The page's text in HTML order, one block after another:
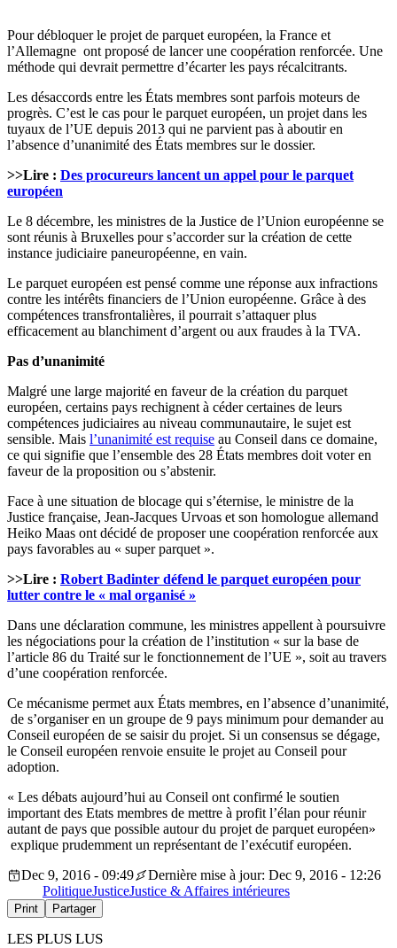
Pour débloquer le projet de parquet européen, la France et
l’Allemagne ont proposé de lancer une coopération renforcée. Une
méthode qui devrait permettre d’écarter les pays récalcitrants.
Les désaccords entre les États membres sont parfois moteurs de
progrès. C’est le cas pour le parquet européen, un projet dans les
tuyaux de l’UE depuis 2013 qui ne parvient pas à aboutir en
l’absence d’unanimité des États membres sur le dossier.
>>Lire : Des procureurs lancent un appel pour le parquet
européen
Le 8 décembre, les ministres de la Justice de l’Union européenne se
sont réunis à Bruxelles pour s’accorder sur la création de cette
instance judiciaire paneuropéenne, en vain.
Le parquet européen est pensé comme une réponse aux infractions
contre les intérêts financiers de l’Union européenne. Grâce à des
compétences transfrontalières, il pourrait s’attaquer plus
efficacement au blanchiment d’argent ou aux fraudes à la TVA.
Pas d’unanimité
Malgré une large majorité en faveur de la création du parquet
européen, certains pays rechignent à céder certaines de leurs
compétences judiciaires au niveau communautaire, le sujet est
sensible. Mais l’unanimité est requise au Conseil dans ce domaine,
ce qui signifie que l’ensemble des 28 États membres doit voter en
faveur de la proposition ou s’abstenir.
Face à une situation de blocage qui s’éternise, le ministre de la
Justice française, Jean-Jacques Urvoas et son homologue allemand
Heiko Maas ont décidé de proposer une coopération renforcée aux
pays favorables au « super parquet ».
>>Lire : Robert Badinter défend le parquet européen pour
lutter contre le « mal organisé »
Dans une déclaration commune, les ministres appellent à poursuivre
les négociations pour la création de l’institution « sur la base de
l’article 86 du Traité sur le fonctionnement de l’UE », soit au travers
d’une coopération renforcée.
Ce mécanisme permet aux États membres, en l’absence d’unanimité,
de s’organiser en un groupe de 9 pays minimum pour demander au
Conseil européen de se saisir du projet. Si un consensus se dégage,
le Conseil européen renvoie ensuite le projet au Conseil pour
adoption.
« Les débats aujourd’hui au Conseil ont confirmé le soutien
important des Etats membres de mettre à profit l’élan pour réunir
autant de pays que possible autour du projet de parquet européen»
explique prudemment un représentant de l’exécutif européen.
Dec 9, 2016 - 09:49
Dernière mise à jour: Dec 9, 2016 - 12:26
PolitiqueJusticeJustice & Affaires intérieures
Print Partager
LES PLUS LUS